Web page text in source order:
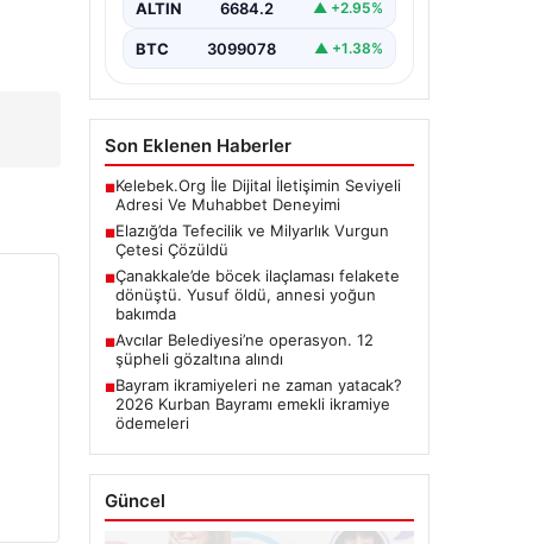
ALTIN 6684.2 ▲ +2.95%
BTC 3099078 ▲ +1.38%
Son Eklenen Haberler
■Kelebek.Org İle Dijital İletişimin Seviyeli
Adresi Ve Muhabbet Deneyimi
■Elazığ’da Tefecilik ve Milyarlık Vurgun
Çetesi Çözüldü
■Çanakkale’de böcek ilaçlaması felakete
dönüştü. Yusuf öldü, annesi yoğun
bakımda
■Avcılar Belediyesi’ne operasyon. 12
şüpheli gözaltına alındı
■Bayram ikramiyeleri ne zaman yatacak?
2026 Kurban Bayramı emekli ikramiye
ödemeleri
Güncel